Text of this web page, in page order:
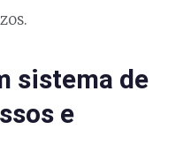
sistema de
e